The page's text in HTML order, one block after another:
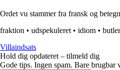
Ordet vu stammer fra fransk og
fraktion • udspekuleret • idiom • butler
Villaindsats
Hold dig opdateret – tilmeld dig
Gode tips. Ingen spam. Bare brugbar